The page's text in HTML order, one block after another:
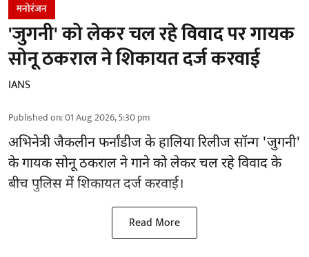
मनोरंजन
'जुगनी' को लेकर चल रहे विवाद पर गायक
सोनू ठकराल ने शिकायत दर्ज करवाई
IANS
Published on:01 Aug 2026, 5:30 pm
अभिनेत्री जैकलीन फर्नांडीज के हालिया रिलीज सॉन्ग 'जुगनी'
के गायक सोनू ठकराल ने गाने को लेकर चल रहे विवाद के
बीच पुलिस में शिकायत दर्ज करवाई।
Read More